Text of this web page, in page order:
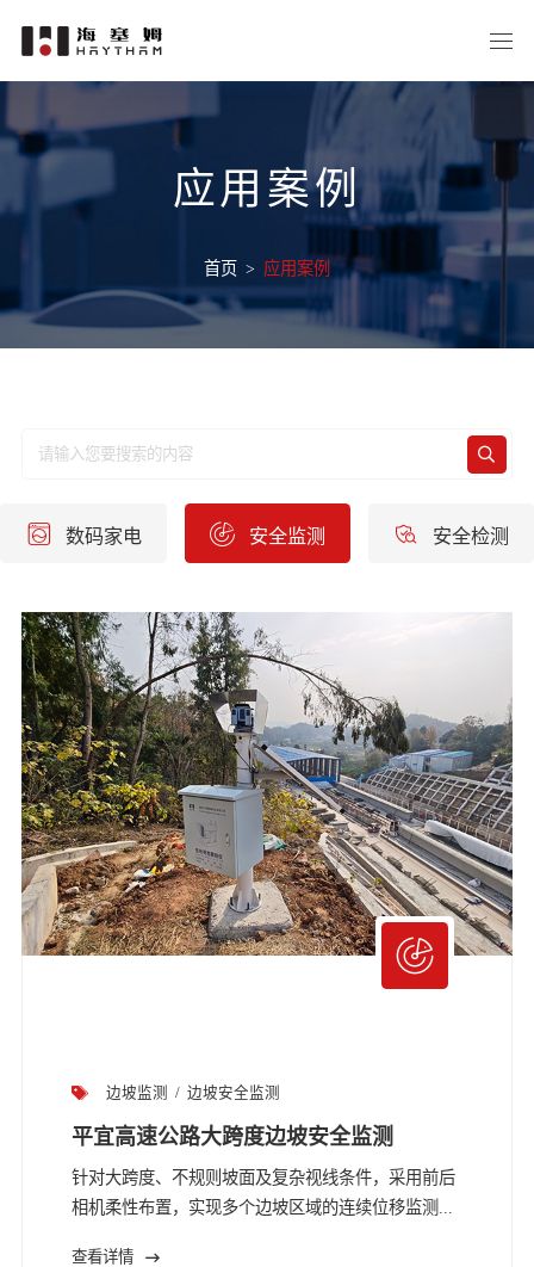
应用案例
首页 > 应用案例
数码家电 安全监测 安全检测
边坡监测 边坡安全监测
平宜高速公路大跨度边坡安全监测
针对大跨度、不规则坡面及复杂视线条件，采用前后
相机柔性布置，实现多个边坡区域的连续位移监测...
查看详情